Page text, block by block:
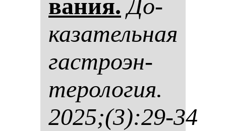
ва­ния. До­
ка­за­тель­ная
гас­тро­эн­
те­ро­ло­гия.
2025;(3):29-34